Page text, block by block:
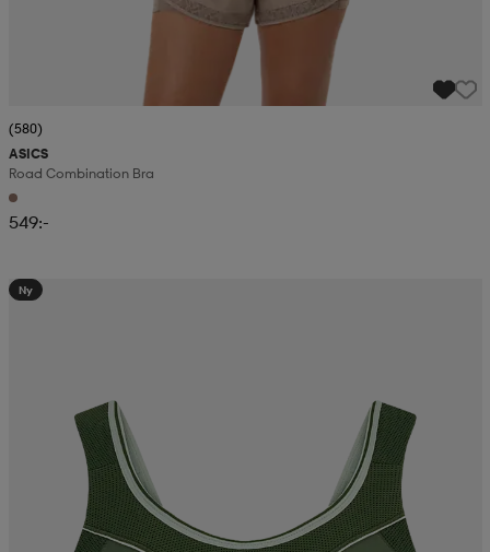
(580)
ASICS
Road Combination Bra
549:-
Ny